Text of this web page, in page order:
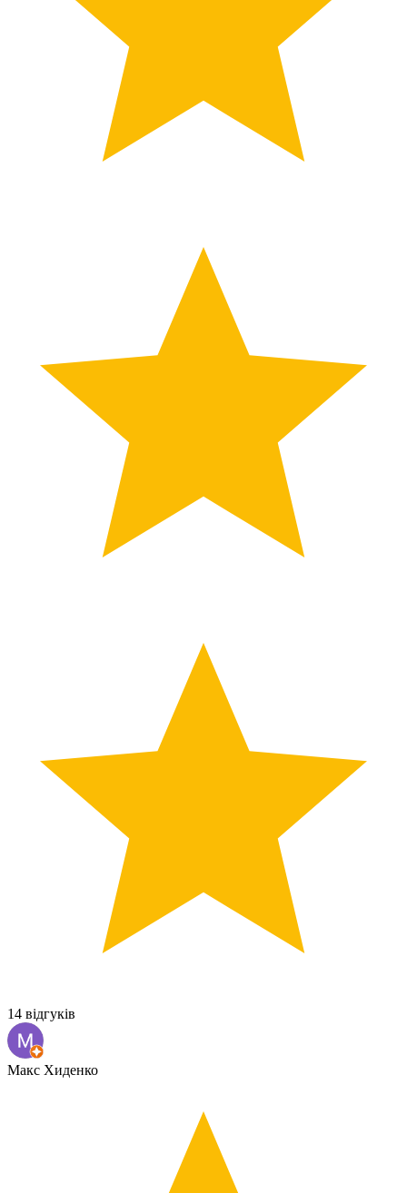
14 відгуків
Макс Хиденко